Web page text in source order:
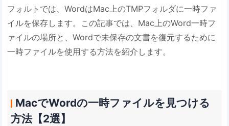
フォルトでは、WordはMac上のTMPフォルダに一時ファ
イルを保存します。この記事では、Mac上のWord一時フ
ァイルの場所と、Wordで未保存の文書を復元するために
一時ファイルを使用する方法を紹介します。
MacでWordの一時ファイルを見つける
方法【2選】